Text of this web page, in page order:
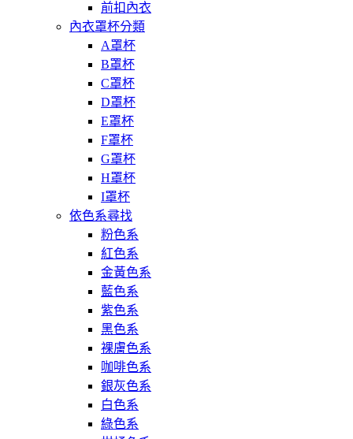
前扣內衣
內衣罩杯分類
A罩杯
B罩杯
C罩杯
D罩杯
E罩杯
F罩杯
G罩杯
H罩杯
I罩杯
依色系尋找
粉色系
紅色系
金黃色系
藍色系
紫色系
黑色系
裸膚色系
咖啡色系
銀灰色系
白色系
綠色系